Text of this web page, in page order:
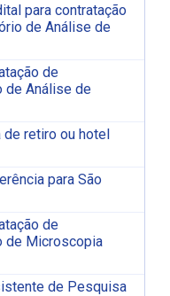
para contratação
de Análise de
de
de Análise de
de retiro ou hotel
para São
de
de Microscopia
de Pesquisa